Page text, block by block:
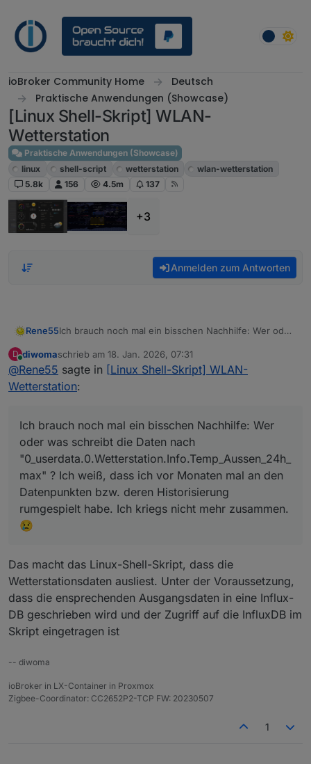
ioBroker Community Home
Deutsch
Praktische Anwendungen (Showcase)
[Linux Shell-Skript] WLAN-
Wetterstation
Praktische Anwendungen (Showcase)
linux
shell-script wetterstation
wlan-wetterstation
5.8k
156 4.5m 137
+3
Anmelden zum Antworten
Rene55Ich brauch noch mal ein bisschen Nachhilfe: Wer oder
"0_userdata.0.Wetterstation.Info.Temp_Aussen_24h_m
ax" ? Ich weiß, dass ich vor Monaten mal an den
Datenpunkten bzw. deren Historisierung rumgespielt
D
Online
diwomaschrieb am 18. Jan. 2026, 07:31
zuletzt editiert von
@Rene55 sagte in [Linux Shell-Skript] WLAN-
Wetterstation:
Ich brauch noch mal ein bisschen Nachhilfe: Wer
oder was schreibt die Daten nach
"0_userdata.0.Wetterstation.Info.Temp_Aussen_24h_
max" ? Ich weiß, dass ich vor Monaten mal an den
Datenpunkten bzw. deren Historisierung
rumgespielt habe. Ich kriegs nicht mehr zusammen.
😢
Das macht das Linux-Shell-Skript, dass die
Wetterstationsdaten ausliest. Unter der Voraussetzung,
dass die ensprechenden Ausgangsdaten in eine Influx-
DB geschrieben wird und der Zugriff auf die InfluxDB im
Skript eingetragen ist
-- diwoma
ioBroker in LX-Container in Proxmox
Zigbee-Coordinator: CC2652P2-TCP FW: 20230507
1